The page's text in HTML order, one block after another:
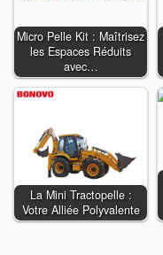
Micro Pelle Kit : Maîtrisez
les Espaces Réduits
avec…
La Mini Tractopelle :
Votre Alliée Polyvalente